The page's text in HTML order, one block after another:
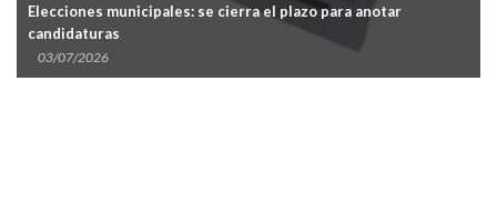
Elecciones municipales: se cierra el plazo para anotar
candidaturas
03/07/2026